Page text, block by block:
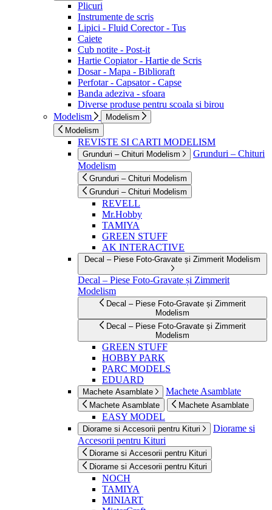
Plicuri
Instrumente de scris
Lipici - Fluid Corector - Tus
Caiete
Cub notite - Post-it
Hartie Copiator - Hartie de Scris
Dosar - Mapa - Biblioraft
Perfotar - Capsator - Capse
Banda adeziva - sfoara
Diverse produse pentru scoala si birou
Modelism
Modelism
Modelism
REVISTE SI CARTI MODELISM
Grunduri – Chituri Modelism
Grunduri – Chituri
Modelism
Grunduri – Chituri Modelism
Grunduri – Chituri Modelism
REVELL
Mr.Hobby
TAMIYA
GREEN STUFF
AK INTERACTIVE
Decal – Piese Foto-Gravate și Zimmerit Modelism
Decal – Piese Foto-Gravate și Zimmerit
Modelism
Decal – Piese Foto-Gravate și Zimmerit
Modelism
Decal – Piese Foto-Gravate și Zimmerit
Modelism
GREEN STUFF
HOBBY PARK
PARC MODELS
EDUARD
Machete Asamblate Machete Asamblate
Machete Asamblate Machete Asamblate
EASY MODEL
Diorame si Accesorii pentru Kituri
Diorame si
Accesorii pentru Kituri
Diorame si Accesorii pentru Kituri
Diorame si Accesorii pentru Kituri
NOCH
TAMIYA
MINIART